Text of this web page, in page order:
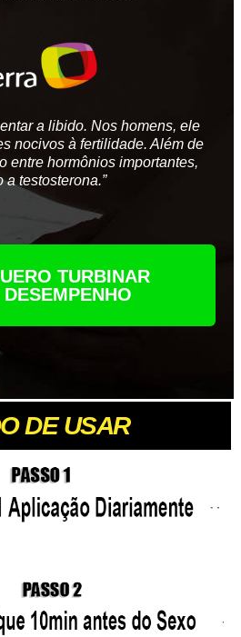
a libido. Nos homens, ele
nocivos à fertilidade. Além de
entre hormônios importantes,
a testosterona.”
TURBINAR
DESEMPENHO
DE USAR